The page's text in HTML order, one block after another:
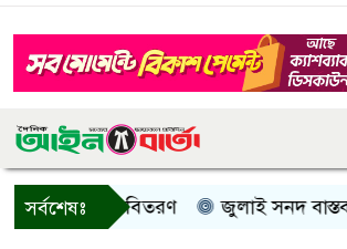
সর্বশেষঃ
সহায়তা বিতরণ জুলাই সনদ